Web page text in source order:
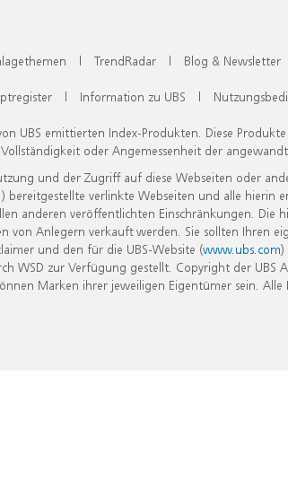
| TrendRadar | Blog & Newsletter
| Information zu UBS |
UBS emittierten Index-Produkten. Diese
oder Angemessenheit der
und der Zugriff auf diese Webseiten oder
verlinkte Webseiten und alle
anderen veröffentlichten Einschränkungen.
Anlegern verkauft werden. Sie sollten Ihren
und den für die UBS-Website (www.ubs.com)
zur Verfügung gestellt. Copyright der UBS
Marken ihrer jeweiligen Eigentümer sein. Alle